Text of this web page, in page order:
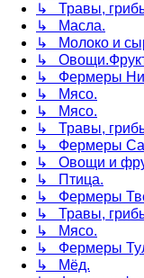
↳ Травы,
↳ Масла.
↳ Молоко и
↳
↳ Фермеры
↳ Мясо.
↳ Мясо.
↳ Травы,
↳ Фермеры
↳ Овощи и
↳ Птица.
↳ Фермеры
↳ Травы,
↳ Мясо.
↳ Фермеры
↳ Мёд.